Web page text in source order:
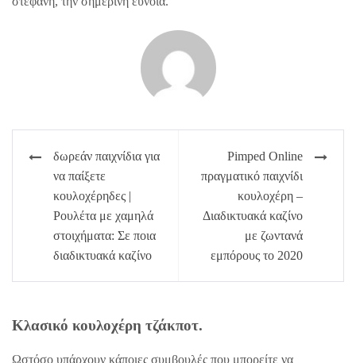
Πλοήγηση
άρθρων
δωρεάν παιχνίδια για
να παίξετε
κουλοχέρηδες |
Ρουλέτα με χαμηλά
στοιχήματα: Σε ποια
διαδικτυακά καζίνο
Pimped Online
πραγματικό παιχνίδι
κουλοχέρη –
Διαδικτυακά καζίνο
με ζωντανά
εμπόρους το 2020
Κλασικό κουλοχέρη τζάκποτ.
Ωστόσο υπάρχουν κάποιες συμβουλές που μπορείτε να